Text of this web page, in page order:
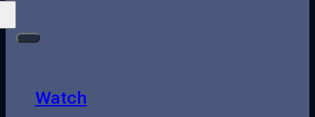
Watch